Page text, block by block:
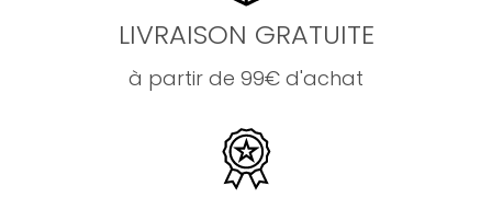
LIVRAISON GRATUITE
à partir de 99€ d'achat